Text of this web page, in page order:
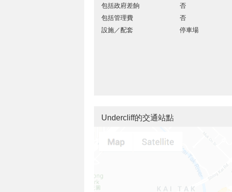
包括政府差餉
否
包括管理費
否
設施／配套
停車場
Undercliff的交通站點